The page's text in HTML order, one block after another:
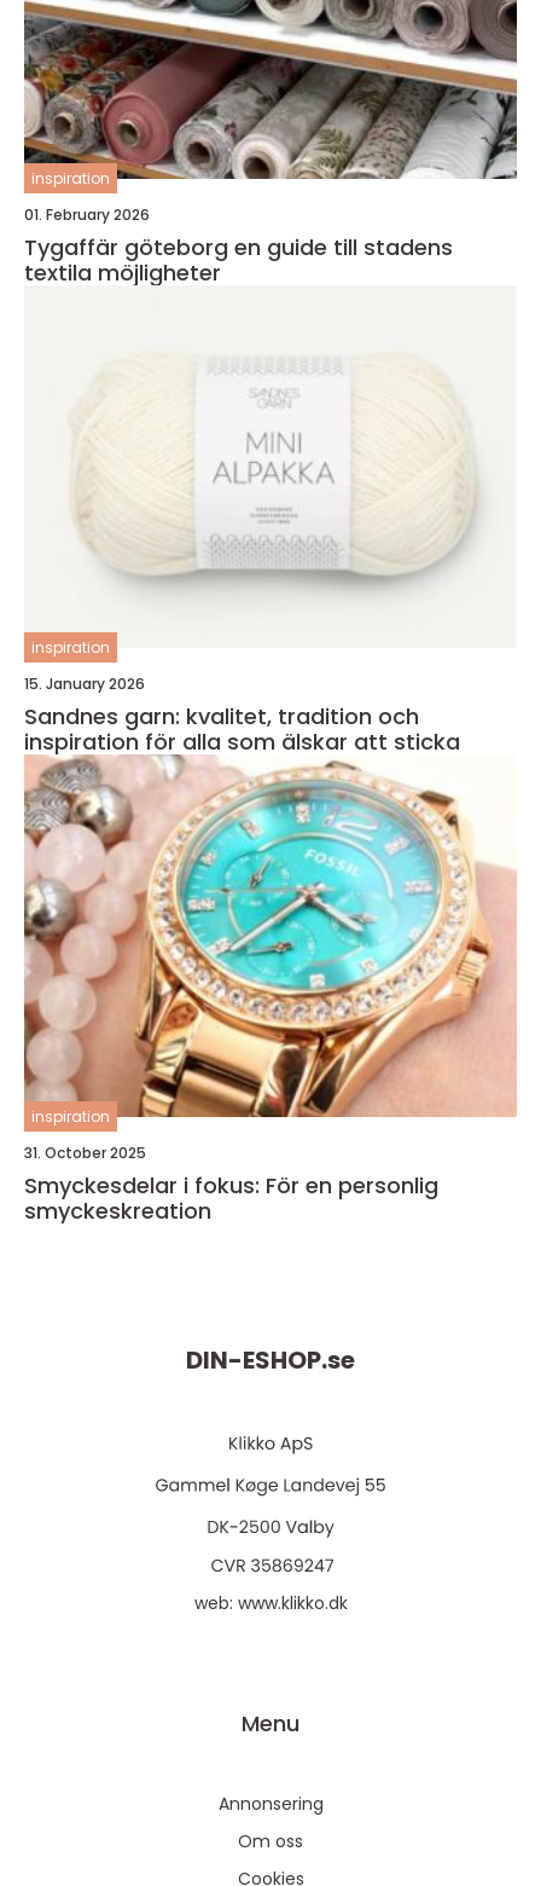
inspiration
01. February 2026
Tygaffär göteborg en guide till stadens
textila möjligheter
inspiration
15. January 2026
Sandnes garn: kvalitet, tradition och
inspiration för alla som älskar att sticka
inspiration
31. October 2025
Smyckesdelar i fokus: För en personlig
smyckeskreation
DIN-ESHOP.se
web: www.klikko.dk
Menu
Annonsering
Om oss
Cookies